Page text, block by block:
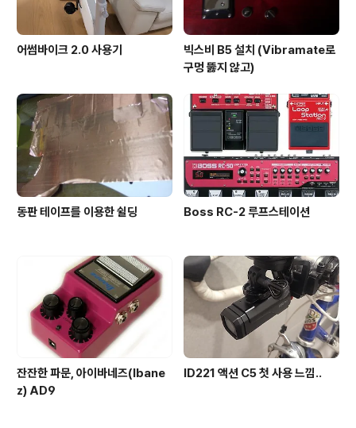
어썸바이크 2.0 사용기
빅스비 B5 설치 (Vibramate로
구멍 뚫지 않고)
동판 테이프를 이용한 쉴딩 Boss RC-2 루프스테이션
잔잔한 파문, 아이바네즈(Ibane
z) AD9
ID221 액션 C5 첫 사용 느낌..